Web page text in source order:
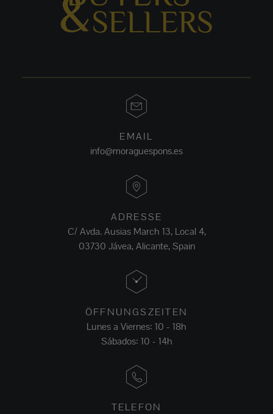
EMAIL
info@moraguespons.es
ADRESSE
C/ Avda. Ausias March 13, Local 4,
03730 Jávea, Alicante, Spain
ÖFFNUNGSZEITEN
Lunes a Viernes: 10 - 18h
Sábados: 10 - 14h
TELEFON